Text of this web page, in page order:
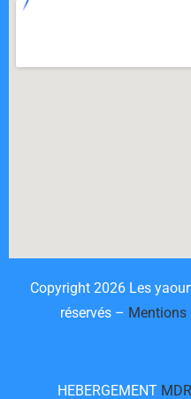
Copyright 2026 Les
réservés – Mentions
HEBERGEMENT